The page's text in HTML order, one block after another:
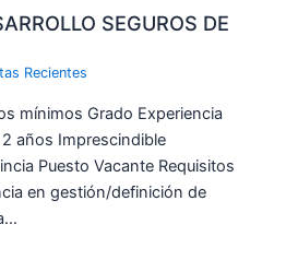
SEGUROS DE
Recientes
mínimos Grado Experiencia
años Imprescindible
Puesto Vacante Requisitos
en gestión/definición de